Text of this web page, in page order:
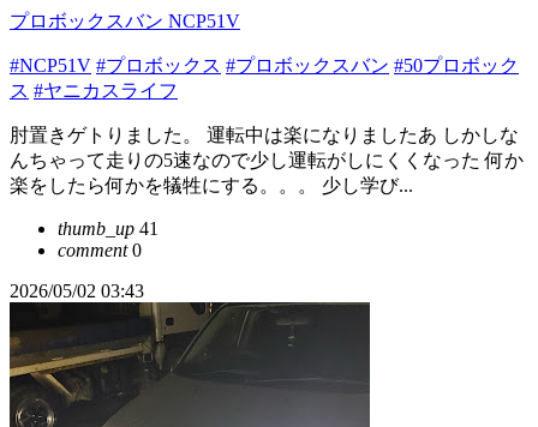
プロボックスバン NCP51V
#NCP51V #プロボックス #プロボックスバン #50プロボック
ス #ヤニカスライフ
肘置きゲトりました。 運転中は楽になりましたあ しかしな
んちゃって走りの5速なので少し運転がしにくくなった 何か
楽をしたら何かを犠牲にする。。。 少し学び...
thumb_up 41
comment0
2026/05/02 03:43